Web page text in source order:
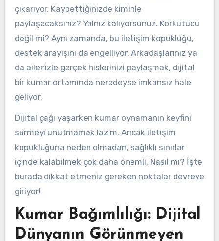
çıkarıyor. Kaybettiğinizde kiminle
paylaşacaksınız? Yalnız kalıyorsunuz. Korkutucu
değil mi? Aynı zamanda, bu iletişim kopukluğu,
destek arayışını da engelliyor. Arkadaşlarınız ya
da ailenizle gerçek hislerinizi paylaşmak, dijital
bir kumar ortamında neredeyse imkansız hale
geliyor.
Dijital çağı yaşarken kumar oynamanın keyfini
sürmeyi unutmamak lazım. Ancak iletişim
kopukluğuna neden olmadan, sağlıklı sınırlar
içinde kalabilmek çok daha önemli. Nasıl mı? İşte
burada dikkat etmeniz gereken noktalar devreye
giriyor!
Kumar Bağımlılığı: Dijital
Dünyanın Görünmeyen